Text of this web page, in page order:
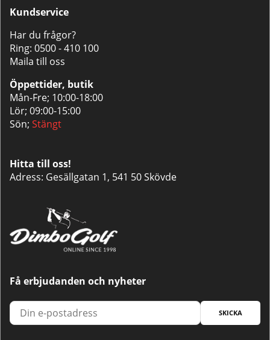
Kundservice
Har du frågor?
Ring: 0500 - 410 100
Maila till oss
Öppettider, butik
Mån-Fre; 10:00-18:00
Lör; 09:00-15:00
Sön; Stängt
Hitta till oss!
Adress: Gesällgatan 1, 541 50 Skövde
Få erbjudanden och nyheter
SKICKA